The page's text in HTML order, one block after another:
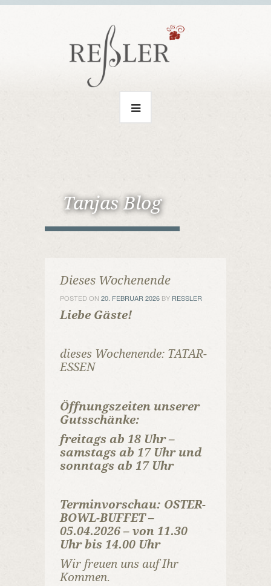
Tanjas Blog
Dieses Wochenende
POSTED ON 20. FEBRUAR 2026 BY RESSLER
Liebe Gäste!
dieses Wochenende: TATAR-
ESSEN
Öffnungszeiten unserer
Gutsschänke:
freitags ab 18 Uhr –
samstags ab 17 Uhr und
sonntags ab 17 Uhr
Terminvorschau: OSTER-
BOWL-BUFFET –
05.04.2026 – von 11.30
Uhr bis 14.00 Uhr
Wir freuen uns auf Ihr
Kommen.